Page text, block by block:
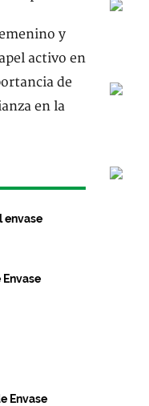
y
activo en
de
en la
envase
Envase